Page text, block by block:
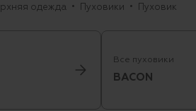
одежда Пуховики Пуховик
Все пуховики
BACON